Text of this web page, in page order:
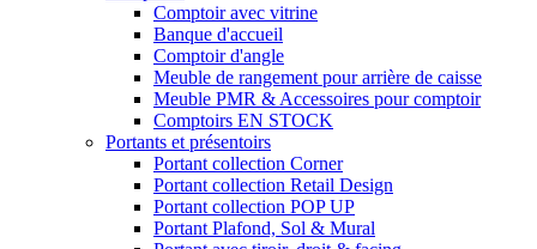
Comptoir avec vitrine
Banque d'accueil
Comptoir d'angle
Meuble de rangement pour arrière de caisse
Meuble PMR & Accessoires pour comptoir
Comptoirs EN STOCK
Portants et présentoirs
Portant collection Corner
Portant collection Retail Design
Portant collection POP UP
Portant Plafond, Sol & Mural